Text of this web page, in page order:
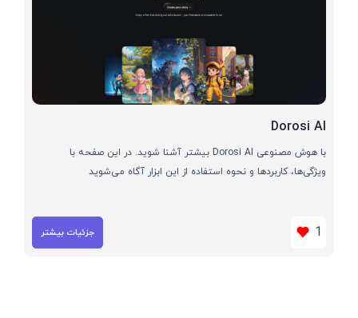
Dorosi AI
با هوش مصنوعی Dorosi AI بیشتر آشنا شوید. در این صفحه با
ویژگی‌ها، کاربردها و نحوه استفاده از این ابزار آگاه می‌شوید
1 جزئیات بیشتر